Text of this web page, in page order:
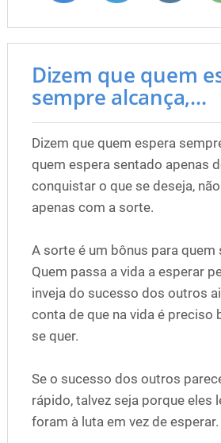
Dizem que quem
sempre alcança,...
Dizem que quem espera
quem espera sentado apenas
conquistar o que se deseja,
apenas com a sorte.
A sorte é um bônus para quem
Quem passa a vida a esperar
inveja do sucesso dos outros
conta de que na vida é preciso
se quer.
Se o sucesso dos outros
rápido, talvez seja porque eles
foram à luta em vez de esperar.